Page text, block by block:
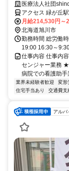
手当充実の法人です♪
医療法人社団
アクセス 緑が丘
月給214,530円～
北海道旭川市
勤務時間 総労働
19:00 16:30～
仕事内容 仕事内
センジャー業務 ★
病院での看護助
業界未経験者歓迎 変形
住宅手当あり
交通費支
アルバ